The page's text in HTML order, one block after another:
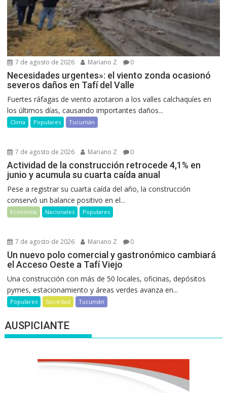
7 de agosto de 2026 Mariano Z 0
Necesidades urgentes»: el viento zonda ocasionó
severos daños en Tafí del Valle
Fuertes ráfagas de viento azotaron a los valles calchaquíes en
los últimos días, causando importantes daños...
Clima Populares Tucumán
7 de agosto de 2026 Mariano Z 0
Actividad de la construcción retrocede 4,1% en
junio y acumula su cuarta caída anual
Pese a registrar su cuarta caída del año, la construcción
conservó un balance positivo en el...
Economía Nacionales Populares
7 de agosto de 2026 Mariano Z 0
Un nuevo polo comercial y gastronómico cambiará
el Acceso Oeste a Tafí Viejo
Una construcción con más de 50 locales, oficinas, depósitos
pymes, estacionamiento y áreas verdes avanza en...
Populares Sociedad Tucumán
AUSPICIANTE